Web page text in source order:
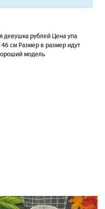
девушка рублей Цена упа
см Размер в размер идут
модель